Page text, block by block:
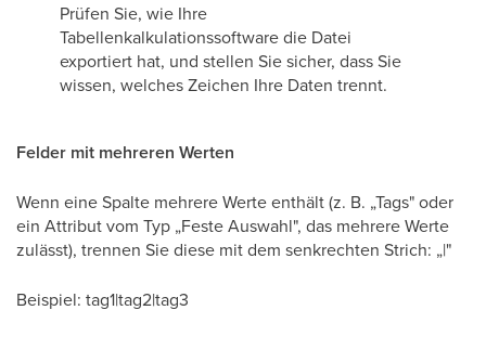
Prüfen Sie, wie Ihre
Tabellenkalkulationssoftware die Datei
exportiert hat, und stellen Sie sicher, dass Sie
wissen, welches Zeichen Ihre Daten trennt.
Felder mit mehreren Werten
Wenn eine Spalte mehrere Werte enthält (z. B. „Tags" oder
ein Attribut vom Typ „Feste Auswahl", das mehrere Werte
zulässt), trennen Sie diese mit dem senkrechten Strich: „|"
Beispiel: tag1|tag2|tag3